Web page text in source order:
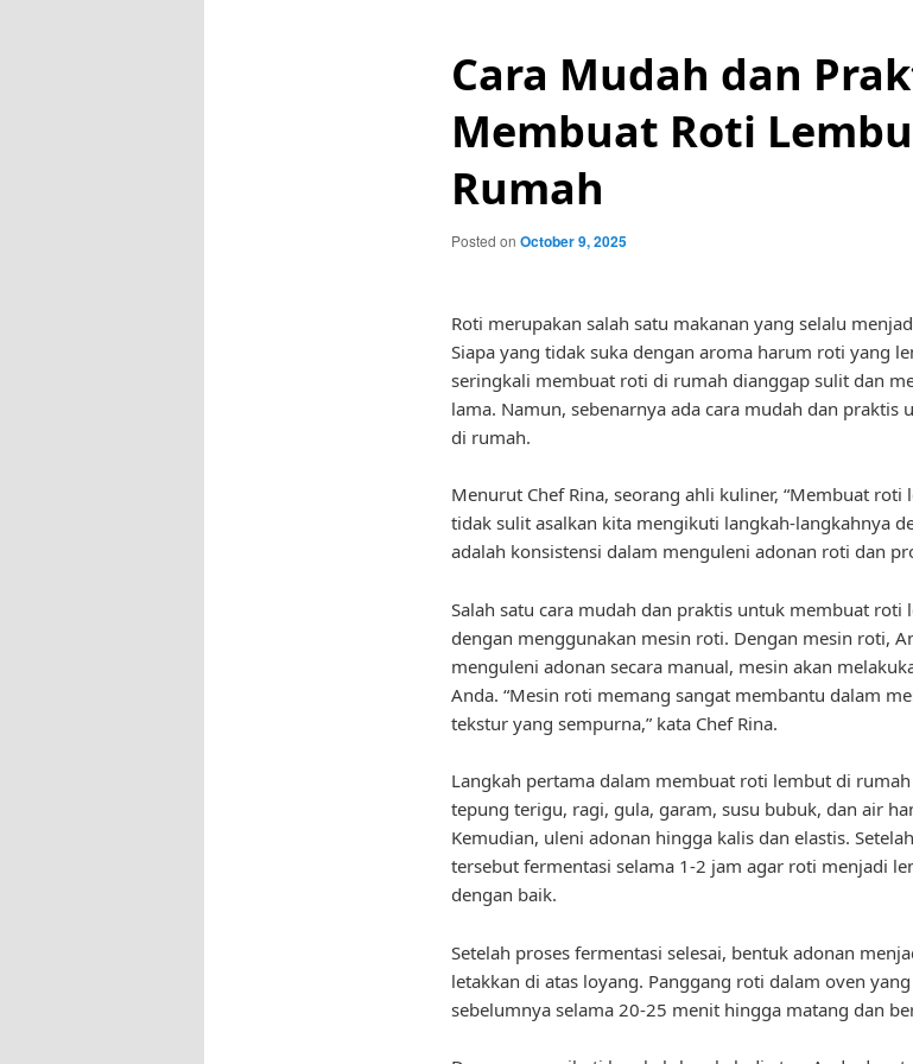
Cara Mudah dan
Membuat Roti
Rumah
Posted on October 9, 2025
Roti merupakan salah satu makanan yang selalu
Siapa yang tidak suka dengan aroma harum roti yang
seringkali membuat roti di rumah dianggap sulit dan
lama. Namun, sebenarnya ada cara mudah dan
di rumah.
Menurut Chef Rina, seorang ahli kuliner, “Membuat
tidak sulit asalkan kita mengikuti langkah-langkahnya
adalah konsistensi dalam menguleni adonan roti dan
Salah satu cara mudah dan praktis untuk membuat roti
dengan menggunakan mesin roti. Dengan mesin roti,
menguleni adonan secara manual, mesin akan
Anda. “Mesin roti memang sangat membantu dalam
tekstur yang sempurna,” kata Chef Rina.
Langkah pertama dalam membuat roti lembut di
tepung terigu, ragi, gula, garam, susu bubuk, dan air
Kemudian, uleni adonan hingga kalis dan elastis.
tersebut fermentasi selama 1-2 jam agar roti menjadi
dengan baik.
Setelah proses fermentasi selesai, bentuk adonan
letakkan di atas loyang. Panggang roti dalam oven
sebelumnya selama 20-25 menit hingga matang dan